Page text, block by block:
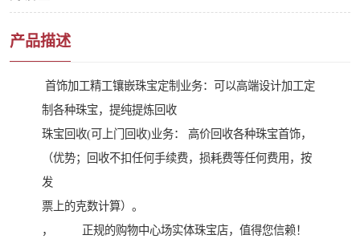
产品描述
首饰加工精工镶嵌珠宝定制业务：可以高端设计加工定
制各种珠宝，提纯提炼回收
珠宝回收(可上门回收)业务： 高价回收各种珠宝首饰，
（优势；回收不扣任何手续费，损耗费等任何费用，按
发
票上的克数计算）。
， 正规的购物中心场实体珠宝店，值得您信赖！